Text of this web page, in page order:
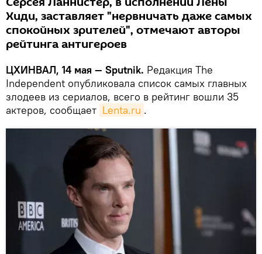
Хиди, заставляет "нервничать даже самых
спокойных зрителей", отмечают авторы
рейтинга антигероев
ЦХИНВАЛ, 14 мая — Sputnik. Редакция The
Independent опубликовала список самых главных
злодеев из сериалов, всего в рейтинг вошли 35
актеров, сообщает Lenta.ru .